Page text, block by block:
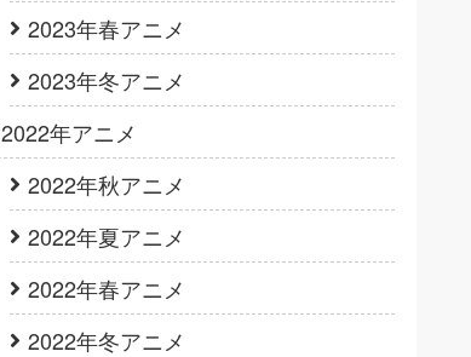
2023年春アニメ
2023年冬アニメ
2022年アニメ
2022年秋アニメ
2022年夏アニメ
2022年春アニメ
2022年冬アニメ